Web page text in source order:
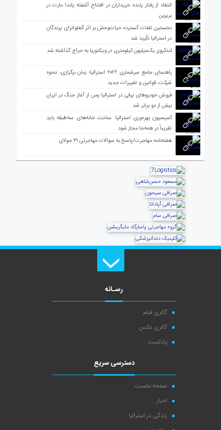
انتقاد از رفتار زننده خریداران در افتتاح آشفته پاندا مارت در
بریزبن
نخستین تلفات گسترده حیات‌وحش بر اثر آنفلوانزای پرندگان
در استرالیا تأیید شد
لندکروزر یک‌میلیون کیلومتری در ویکتوریا به حراج گذاشته شد
راهنمای جامع سرشماری ۲۰۲۶ استرالیا؛ زمان برگزاری، نحوه
شرکت، قوانین و تغییرات جدید
فروش خودروهای برقی در استرالیا پس از آغاز جنگ در ایران
بیش از دو برابر شد
کمیسیون بهره‌وری استرالیا: ساخت خانه‌های سه‌طبقه باید
تقریباً در همه‌جا مجاز شود
هفته‌نامه مهاجرت/پاسخ به سوالات مهاجرتی ۳۱ جولای
رسـانه
گالری فیلم
گالری عکس
پادکست
دسترسی سریع
صفحه نخست
اخبار
زندگی در استرالیا